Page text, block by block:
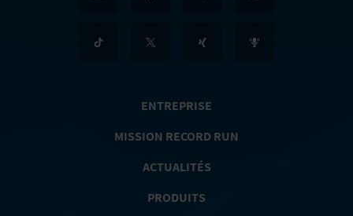
ENTREPRISE
MISSION RECORD RUN
ACTUALITÉS
PRODUITS